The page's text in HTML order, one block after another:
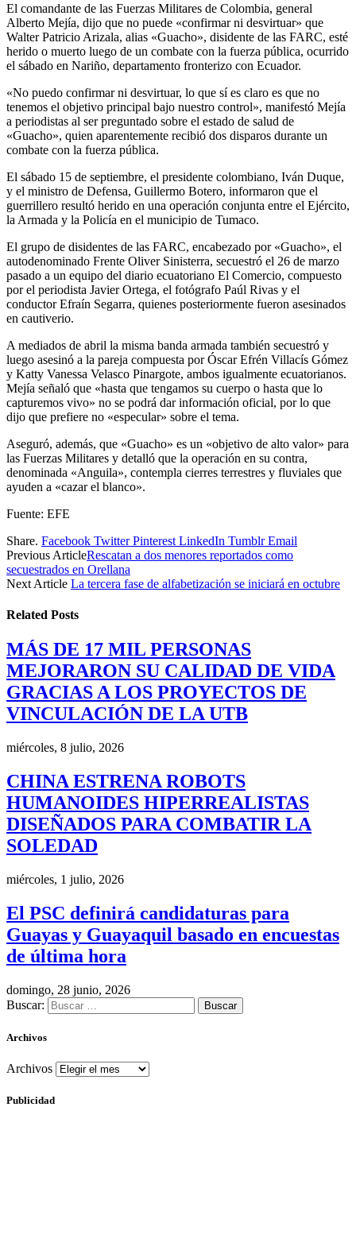
El comandante de las Fuerzas Militares de Colombia, general
Alberto Mejía, dijo que no puede «confirmar ni desvirtuar» que
Walter Patricio Arizala, alias «Guacho», disidente de las FARC, esté
herido o muerto luego de un combate con la fuerza pública, ocurrido
el sábado en Nariño, departamento fronterizo con Ecuador.
«No puedo confirmar ni desvirtuar, lo que sí es claro es que no
tenemos el objetivo principal bajo nuestro control», manifestó Mejía
a periodistas al ser preguntado sobre el estado de salud de
«Guacho», quien aparentemente recibió dos disparos durante un
combate con la fuerza pública.
El sábado 15 de septiembre, el presidente colombiano, Iván Duque,
y el ministro de Defensa, Guillermo Botero, informaron que el
guerrillero resultó herido en una operación conjunta entre el Ejército,
la Armada y la Policía en el municipio de Tumaco.
El grupo de disidentes de las FARC, encabezado por «Guacho», el
autodenominado Frente Oliver Sinisterra, secuestró el 26 de marzo
pasado a un equipo del diario ecuatoriano El Comercio, compuesto
por el periodista Javier Ortega, el fotógrafo Paúl Rivas y el
conductor Efraín Segarra, quienes posteriormente fueron asesinados
en cautiverio.
A mediados de abril la misma banda armada también secuestró y
luego asesinó a la pareja compuesta por Óscar Efrén Villacís Gómez
y Katty Vanessa Velasco Pinargote, ambos igualmente ecuatorianos.
Mejía señaló que «hasta que tengamos su cuerpo o hasta que lo
capturemos vivo» no se podrá dar información oficial, por lo que
dijo que prefiere no «especular» sobre el tema.
Aseguró, además, que «Guacho» es un «objetivo de alto valor» para
las Fuerzas Militares y detalló que la operación en su contra,
denominada «Anguila», contempla cierres terrestres y fluviales que
ayuden a «cazar el blanco».
Fuente: EFE
Share. Facebook Twitter Pinterest LinkedIn Tumblr Email
Previous ArticleRescatan a dos menores reportados como
secuestrados en Orellana
Next Article La tercera fase de alfabetización se iniciará en octubre
Related Posts
MÁS DE 17 MIL PERSONAS
MEJORARON SU CALIDAD DE VIDA
GRACIAS A LOS PROYECTOS DE
VINCULACIÓN DE LA UTB
miércoles, 8 julio, 2026
CHINA ESTRENA ROBOTS
HUMANOIDES HIPERREALISTAS
DISEÑADOS PARA COMBATIR LA
SOLEDAD
miércoles, 1 julio, 2026
El PSC definirá candidaturas para
Guayas y Guayaquil basado en encuestas
de última hora
domingo, 28 junio, 2026
Buscar:
Archivos
Archivos
Publicidad